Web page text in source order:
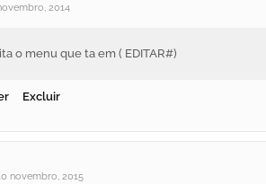
2014
o menu que ta em ( EDITAR#)
Excluir
novembro, 2015